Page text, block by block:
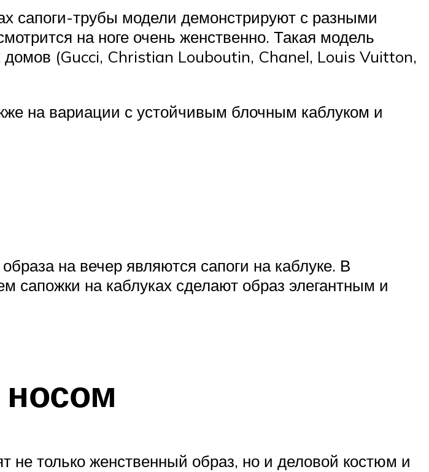
сапоги-трубы модели демонстрируют с разными
на ноге очень женственно. Такая модель
домов (Gucci, Christian Louboutin, Chanel, Louis Vuitton,
на вариации с устойчивым блочным каблуком и
на вечер являются сапоги на каблуке. В
сапожки на каблуках сделают образ элегантным и
только женственный образ, но и деловой костюм и